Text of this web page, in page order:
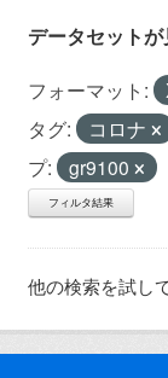
データセット
フォーマット:
タグ:
コロナ
プ:
gr9100
フィルタ結果
他の検索を試し